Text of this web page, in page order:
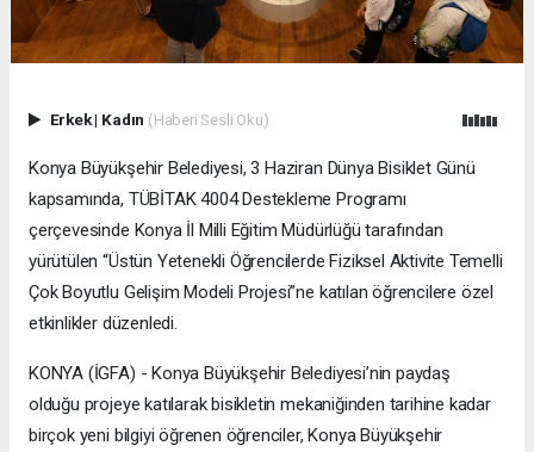
Erkek| Kadın (Haberi Sesli Oku)
Konya Büyükşehir Belediyesi, 3 Haziran Dünya Bisiklet Günü
kapsamında, TÜBİTAK 4004 Destekleme Programı
çerçevesinde Konya İl Milli Eğitim Müdürlüğü tarafından
yürütülen “Üstün Yetenekli Öğrencilerde Fiziksel Aktivite Temelli
Çok Boyutlu Gelişim Modeli Projesi”ne katılan öğrencilere özel
etkinlikler düzenledi.
KONYA (İGFA) - Konya Büyükşehir Belediyesi’nin paydaş
olduğu projeye katılarak bisikletin mekaniğinden tarihine kadar
birçok yeni bilgiyi öğrenen öğrenciler, Konya Büyükşehir